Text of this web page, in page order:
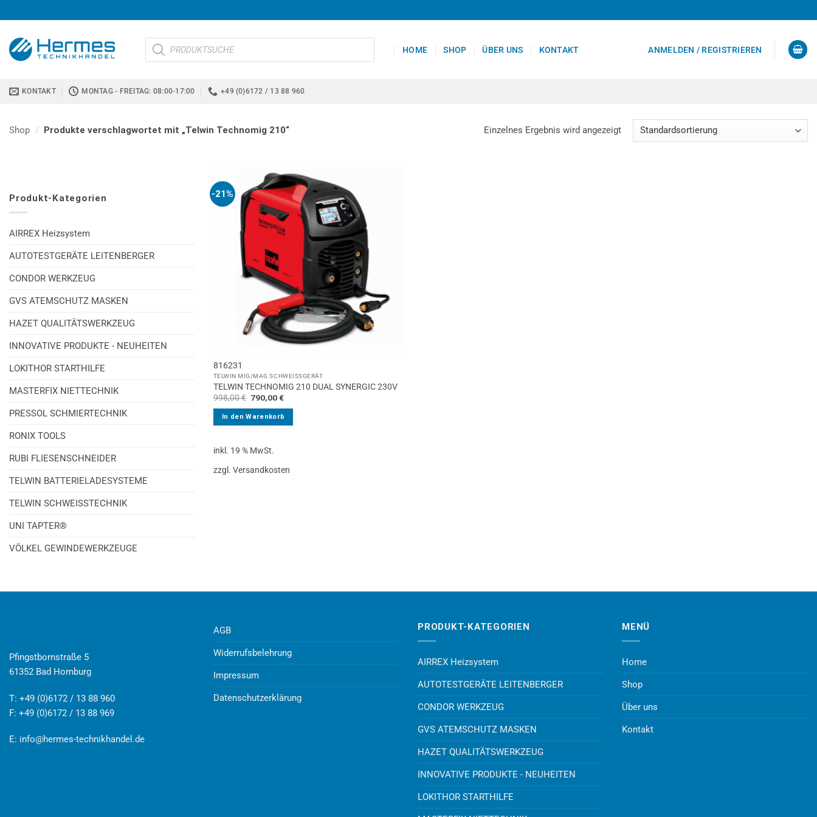
Inhalt
springen
Products
search
HOME SHOP ÜBER UNS KONTAKT ANMELDEN / REGISTRIEREN
KONTAKT MONTAG - FREITAG: 08:00-17:00 +49 (0)6172 / 13 88 960
Shop / Produkte verschlagwortet mit „Telwin Technomig 210“ Einzelnes Ergebnis wird angezeigt
Produkt-Kategorien
AIRREX Heizsystem
AUTOTESTGERÄTE LEITENBERGER
CONDOR WERKZEUG
GVS ATEMSCHUTZ MASKEN
HAZET QUALITÄTSWERKZEUG
INNOVATIVE PRODUKTE - NEUHEITEN
LOKITHOR STARTHILFE
MASTERFIX NIETTECHNIK
PRESSOL SCHMIERTECHNIK
RONIX TOOLS
RUBI FLIESENSCHNEIDER
TELWIN BATTERIELADESYSTEME
TELWIN SCHWEISSTECHNIK
UNI TAPTER®
VÖLKEL GEWINDEWERKZEUGE
-21%
816231
TELWIN MIG/MAG SCHWEISSGERÄT
TELWIN TECHNOMIG 210 DUAL SYNERGIC 230V
998,00€ Ursprünglicher
Preis
war:
998,00 €
790,00€Aktueller
ist:
790,00 €.
In den Warenkorb
inkl. 19 % MwSt.
zzgl. Versandkosten
Pfingstbornstraße 5
61352 Bad Homburg
T: +49 (0)6172 / 13 88 960
F: +49 (0)6172 / 13 88 969
E: info@hermes-technikhandel.de
AGB
Widerrufsbelehrung
Impressum
Datenschutzerklärung
PRODUKT-KATEGORIEN
AIRREX Heizsystem
AUTOTESTGERÄTE LEITENBERGER
CONDOR WERKZEUG
GVS ATEMSCHUTZ MASKEN
HAZET QUALITÄTSWERKZEUG
INNOVATIVE PRODUKTE - NEUHEITEN
LOKITHOR STARTHILFE
MENÜ
Home
Shop
Über uns
Kontakt